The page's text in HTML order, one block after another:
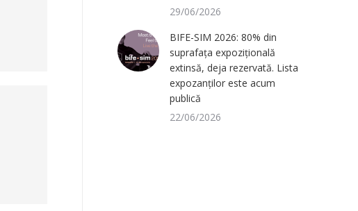
29/06/2026
BIFE-SIM 2026: 80% din
suprafața expozițională
extinsă, deja rezervată. Lista
expozanților este acum
publică
22/06/2026